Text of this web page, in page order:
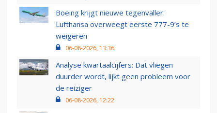
Boeing krijgt nieuwe tegenvaller:
Lufthansa overweegt eerste 777-9’s te
weigeren
06-08-2026, 13:36
Analyse kwartaalcijfers: Dat vliegen
duurder wordt, lijkt geen probleem voor
de reiziger
06-08-2026, 12:22